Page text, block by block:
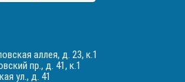
аллея, д. 23, к.1
пр., д. 41, к.1
ул., д. 41